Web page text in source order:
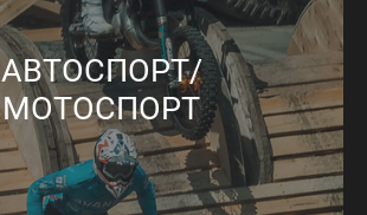
АВТОСПОРТ/
МОТОСПОРТ